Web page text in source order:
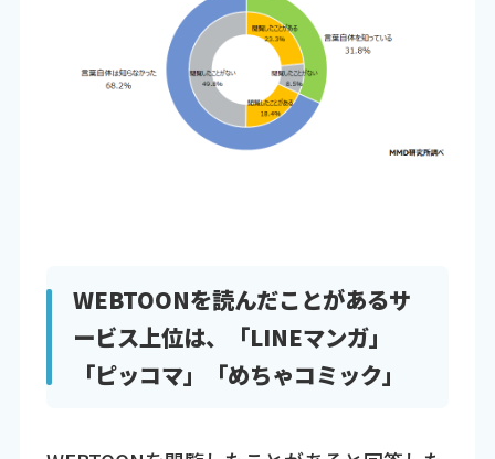
WEBTOONを読んだことがあるサ
ービス上位は、「LINEマンガ」
「ピッコマ」「めちゃコミック」